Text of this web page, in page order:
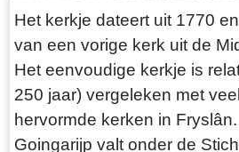
Brink kreeg als eerste een
bellen kon je daar terecht, of
je langs als er een bericht
toen niet beter, zo was je
werkte prima. Het huis
bakkerij, een woonkamer,
Het kerkje dateert uit 1770
van een vorige kerk uit de
Het eenvoudige kerkje is
250 jaar) vergeleken met
hervormde kerken in
Goingarijp valt onder de